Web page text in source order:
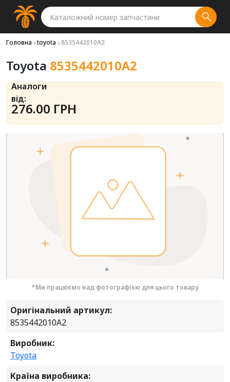
Головна toyota 8535442010A2
Toyota 8535442010A2
Аналоги
від:
276.00 ГРН
*Ми працюємо над фотографією для цього товару
Оригінальний артикул:
8535442010A2
Виробник:
Toyota
Країна виробника: